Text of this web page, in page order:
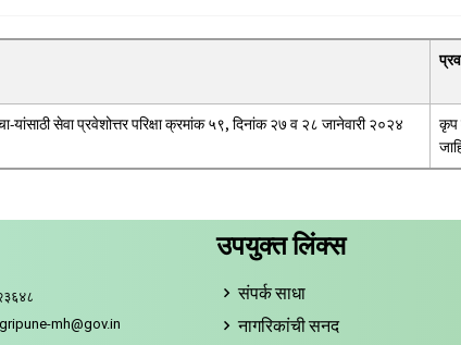
यांसाठी सेवा प्रवेशोत्तर परिक्षा क्रमांक ५९, दिनांक २७ व २८ जानेवारी २०२४
कृप
mh@gov.in
उपयुक्त लिंक्स
संपर्क साधा
नागरिकांची सनद